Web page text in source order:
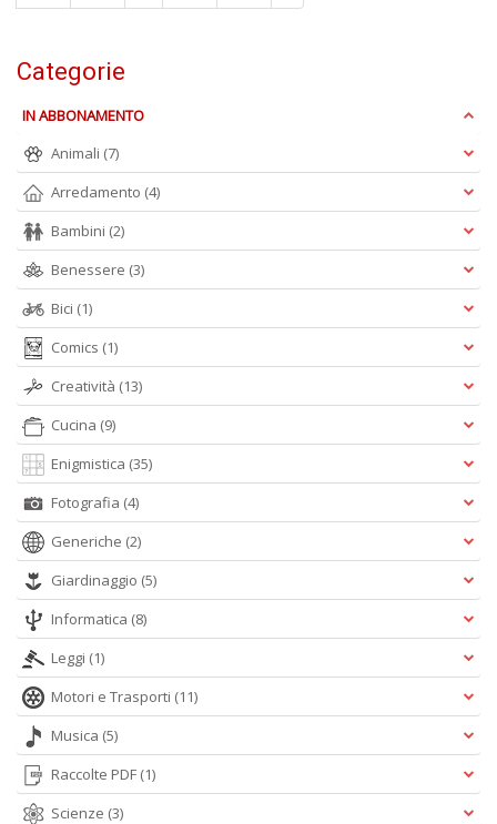
Categorie
IN ABBONAMENTO
Animali (7)
Arredamento (4)
Bambini (2)
Benessere (3)
Bici (1)
Comics (1)
Creatività (13)
Cucina (9)
Enigmistica (35)
Fotografia (4)
Generiche (2)
Giardinaggio (5)
Informatica (8)
Leggi (1)
Motori e Trasporti (11)
Musica (5)
Raccolte PDF (1)
Scienze (3)